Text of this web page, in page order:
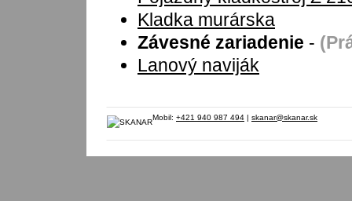
Kladka murárska
Závesné zariadenie -
Lanový naviják
Mobil: +421 940 987 494 | skanar@skanar.sk